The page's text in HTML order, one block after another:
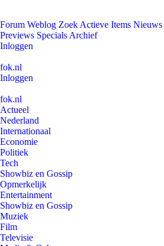
Forum Weblog Zoek Actieve Items Nieuws
Previews Specials Archief
Inloggen
fok.nl
Inloggen
fok.nl
Actueel
Nederland
Internationaal
Economie
Politiek
Tech
Showbiz en Gossip
Opmerkelijk
Entertainment
Showbiz en Gossip
Muziek
Film
Televisie